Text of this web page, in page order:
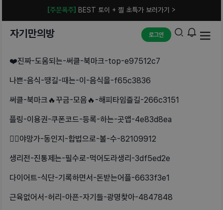
[주문폭주] BEST 토이 + 젤 초특가 보러가기 >
자기만의방 로그인
❤️진짜-도움되는-써클-북마크-top-e97512c7
나쁜-음식-땡길-때는-이-음식을-f65c3836
써클-북마크🔥꾸금-모음🔥-해피타임즐길-266c3151
플링-이용권-쿠폰코드-등록-하는-곳앱-4e83d8ea
❤️‍🔥야망가-동인지-합법으로-볼-수-82109912
생리전-진통제는-필수로-먹어도라생리-3df5ed2e
다이어트-식단-기록하면서-돈받는어플-6633f3e1
근육없어서-허리-아픈-자기들-광명찾아-4847848